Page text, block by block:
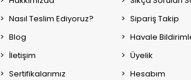
Nasıl Teslim Ediyoruz?
Blog
İletişim
Sertifikalarımız
Sipariş Takip
Havale
Üyelik
Hesabım